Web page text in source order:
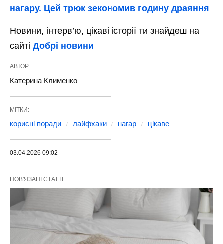
нагару. Цей трюк зекономив годину драяння
Новини, інтерв’ю, цікаві історії ти знайдеш на
сайті Добрі новини
АВТОР:
Катерина Клименко
МІТКИ:
корисні поради лайфхаки нагар цікаве
03.04.2026 09:02
ПОВ'ЯЗАНІ СТАТТІ